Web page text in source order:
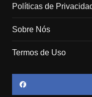
Políticas de
Sobre Nós
Termos de Uso